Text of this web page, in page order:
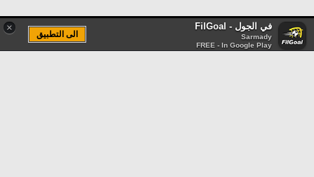
× في الجول - FilGoal
Sarmady
FREE - In Google Play
الى التطبيق